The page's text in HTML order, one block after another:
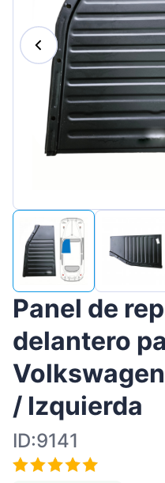
Panel de
delantero
/ Izquierda
ID:9141